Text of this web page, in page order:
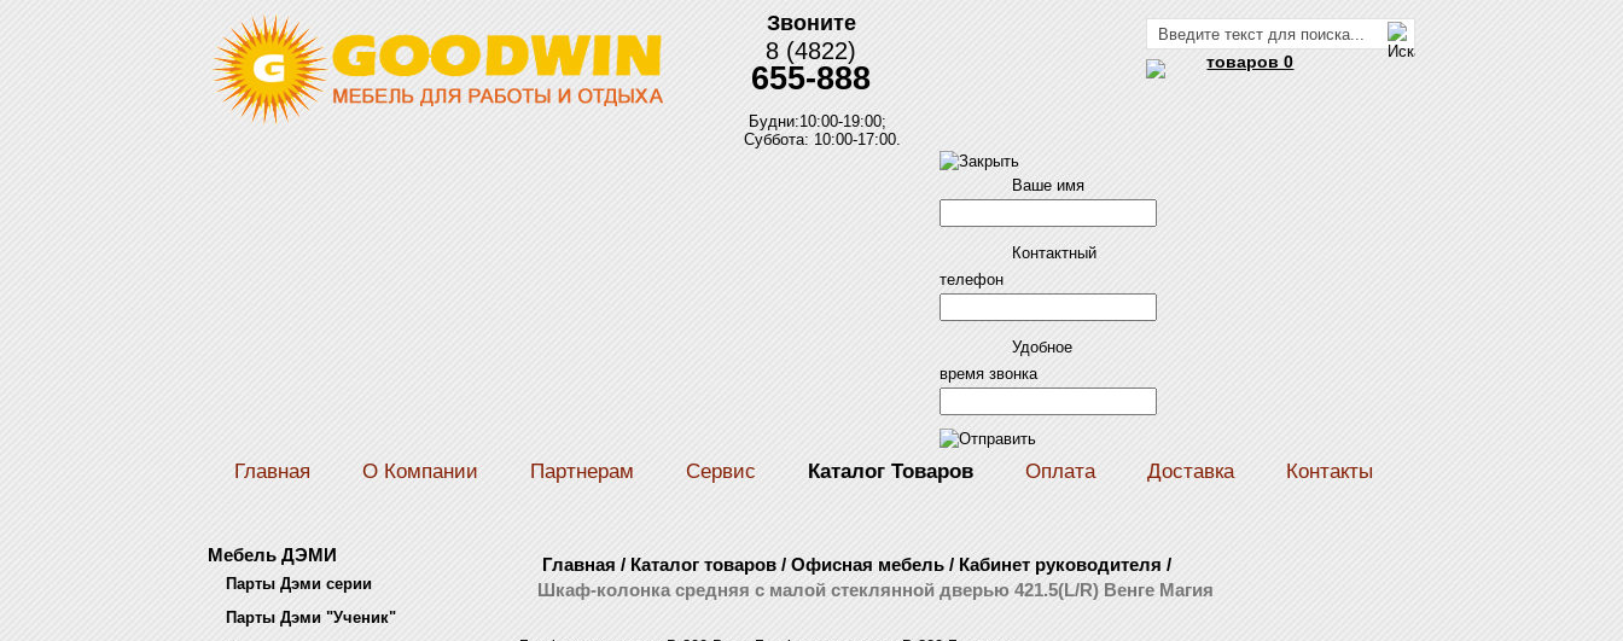
Звоните
8 (4822)
655-888
Будни:10:00-19:00;
Суббота: 10:00-17:00.
Ваше имя
Контактный
телефон
Удобное
время звонка
товаров 0
Главная О Компании Партнерам Сервис Каталог Товаров Оплата Доставка Контакты
Главная / Каталог товаров / Офисная мебель / Кабинет руководителя /
Шкаф-колонка средняя с малой стеклянной дверью 421.5(L/R) Венге Магия
Мебель ДЭМИ
Парты Дэми серии
Парты Дэми "Ученик"